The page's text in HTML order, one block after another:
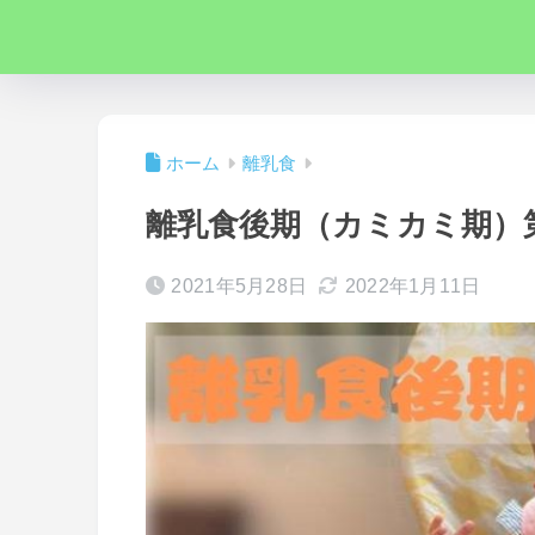
ホーム 離乳食
離乳食後期（カミカミ期）
2021年5月28日 2022年1月11日